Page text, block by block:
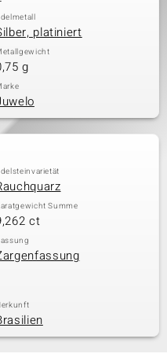
platiniert
g
Summe
ct